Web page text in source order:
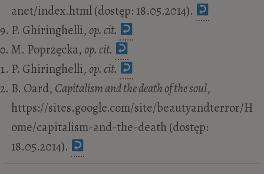
anet/index.html (dostęp: 18.05.2014).
P. Ghiringhelli, op. cit.
M. Poprzęcka, op. cit.
P. Ghiringhelli, op. cit.
B. Oard, Capitalism and the death of the soul,
https://sites.google.com/site/beautyandterror/H
ome/capitalism-and-the-death (dostęp:
18.05.2014).